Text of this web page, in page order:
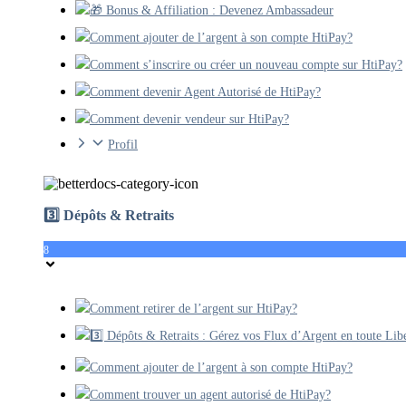
🎁 Bonus & Affiliation : Devenez Ambassadeur
Comment ajouter de l’argent à son compte HtiPay?
Comment s’inscrire ou créer un nouveau compte sur HtiPay?
Comment devenir Agent Autorisé de HtiPay?
Comment devenir vendeur sur HtiPay?
Profil
3️⃣ Dépôts & Retraits
8
Comment retirer de l’argent sur HtiPay?
3️⃣ Dépôts & Retraits : Gérez vos Flux d’Argent en toute
Comment ajouter de l’argent à son compte HtiPay?
Comment trouver un agent autorisé de HtiPay?